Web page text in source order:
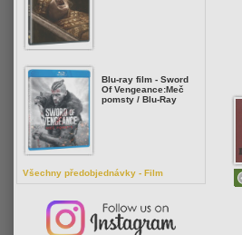
Blu-ray film - Sword
Of Vengeance:Meč
pomsty / Blu-Ray
Všechny předobjednávky - Film